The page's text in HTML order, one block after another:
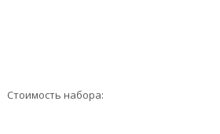
Стоимость набора: